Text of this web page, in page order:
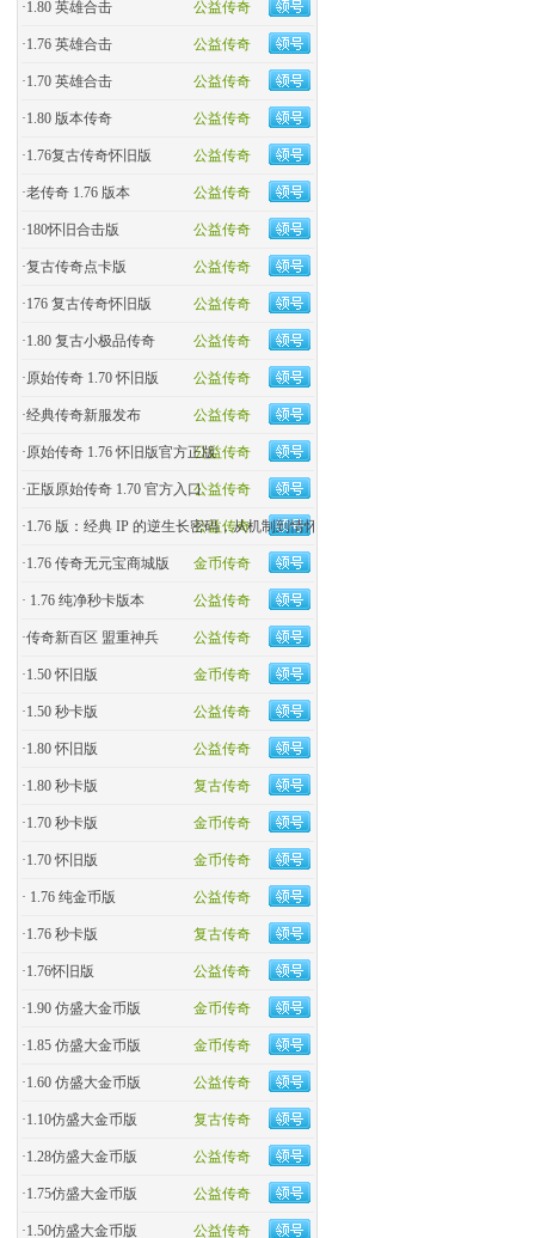
公益传奇
·1.80 英雄合击
公益传奇
·1.76 英雄合击
公益传奇
·1.70 英雄合击
公益传奇
·1.80 版本传奇
公益传奇
·1.76复古传奇怀旧版
公益传奇
·老传奇 1.76 版本
公益传奇
·180怀旧合击版
公益传奇
·复古传奇点卡版
公益传奇
·176 复古传奇怀旧版
公益传奇
·1.80 复古小极品传奇
公益传奇
·原始传奇 1.70 怀旧版
公益传奇
·经典传奇新服发布
公益传奇
·原始传奇 1.76 怀旧版官方正版
公益传奇
·正版原始传奇 1.70 官方入口
公益传奇
·1.76 版：经典 IP 的逆生长密码，从机制到情怀的全民�
金币传奇
·1.76 传奇无元宝商城版
公益传奇
· 1.76 纯净秒卡版本
公益传奇
·传奇新百区 盟重神兵
金币传奇
·1.50 怀旧版
公益传奇
·1.50 秒卡版
公益传奇
·1.80 怀旧版
复古传奇
·1.80 秒卡版
金币传奇
·1.70 秒卡版
金币传奇
·1.70 怀旧版
公益传奇
· 1.76 纯金币版
复古传奇
·1.76 秒卡版
公益传奇
·1.76怀旧版
金币传奇
·1.90 仿盛大金币版
金币传奇
·1.85 仿盛大金币版
公益传奇
·1.60 仿盛大金币版
复古传奇
·1.10仿盛大金币版
公益传奇
·1.28仿盛大金币版
公益传奇
·1.75仿盛大金币版
公益传奇
·1.50仿盛大金币版